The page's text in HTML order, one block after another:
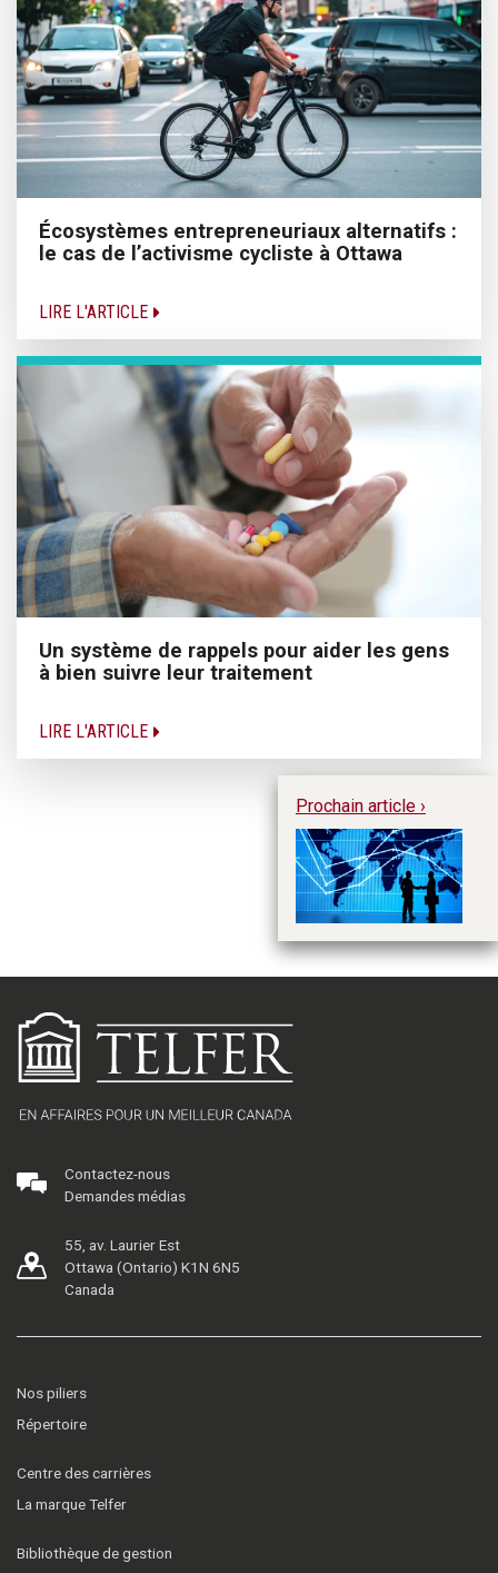
Écosystèmes entrepreneuriaux alternatifs :
le cas de l’activisme cycliste à Ottawa
LIRE L'ARTICLE
Un système de rappels pour aider les gens
à bien suivre leur traitement
LIRE L'ARTICLE
Prochain article ›
Contactez-nous
Demandes médias
55, av. Laurier Est
Ottawa (Ontario) K1N 6N5
Canada
Nos piliers
Répertoire
Centre des carrières
La marque Telfer
Bibliothèque de gestion